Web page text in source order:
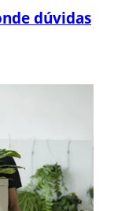
dúvidas